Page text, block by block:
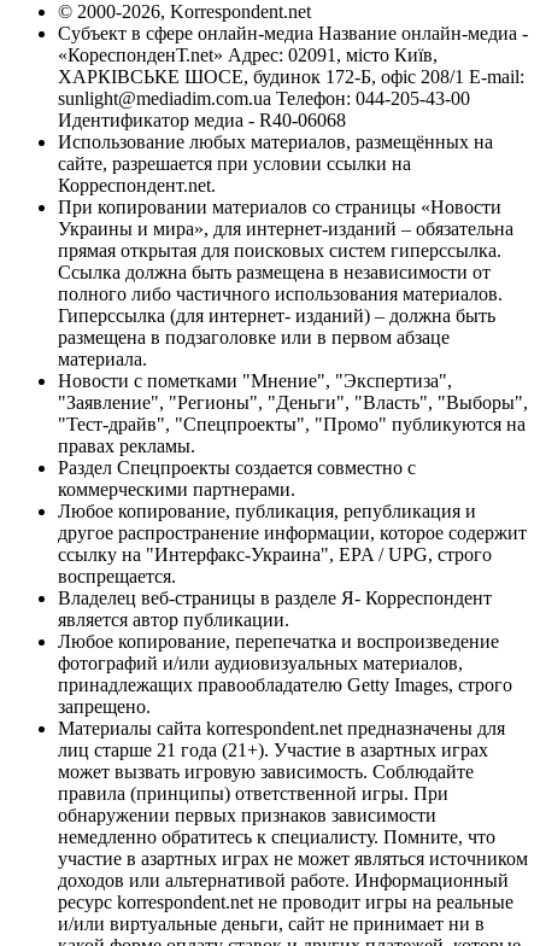
© 2000-2026, Korrespondent.net
Субъект в сфере онлайн-медиа Название онлайн-медиа -
«КореспонденТ.net» Адрес: 02091, місто Київ,
ХАРКІВСЬКЕ ШОСЕ, будинок 172-Б, офіс 208/1 E-mail:
sunlight@mediadim.com.ua Телефон: 044-205-43-00
Идентификатор медиа - R40-06068
Использование любых материалов, размещённых на
сайте, разрешается при условии ссылки на
Корреспондент.net.
При копировании материалов со страницы «Новости
Украины и мира», для интернет-изданий – обязательна
прямая открытая для поисковых систем гиперссылка.
Ссылка должна быть размещена в независимости от
полного либо частичного использования материалов.
Гиперссылка (для интернет- изданий) – должна быть
размещена в подзаголовке или в первом абзаце
материала.
Новости с пометками "Мнение", "Экспертиза",
"Заявление", "Регионы", "Деньги", "Власть", "Выборы",
"Тест-драйв", "Спецпроекты", "Промо" публикуются на
правах рекламы.
Раздел Спецпроекты создается совместно с
коммерческими партнерами.
Любое копирование, публикация, републикация и
другое распространение информации, которое содержит
ссылку на "Интерфакс-Украина", EPA / UPG, строго
воспрещается.
Владелец веб-страницы в разделе Я- Корреспондент
является автор публикации.
Любое копирование, перепечатка и воспроизведение
фотографий и/или аудиовизуальных материалов,
принадлежащих правообладателю Getty Images, строго
запрещено.
Материалы сайта korrespondent.net предназначены для
лиц старше 21 года (21+). Участие в азартных играх
может вызвать игровую зависимость. Соблюдайте
правила (принципы) ответственной игры. При
обнаружении первых признаков зависимости
немедленно обратитесь к специалисту. Помните, что
участие в азартных играх не может являться источником
доходов или альтернативой работе. Информационный
ресурс korrespondent.net не проводит игры на реальные
и/или виртуальные деньги, сайт не принимает ни в